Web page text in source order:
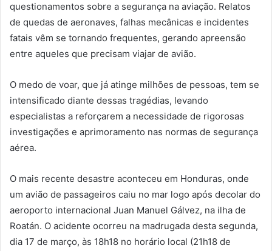
questionamentos sobre a segurança na aviação. Relatos
de quedas de aeronaves, falhas mecânicas e incidentes
fatais vêm se tornando frequentes, gerando apreensão
entre aqueles que precisam viajar de avião.
O medo de voar, que já atinge milhões de pessoas, tem se
intensificado diante dessas tragédias, levando
especialistas a reforçarem a necessidade de rigorosas
investigações e aprimoramento nas normas de segurança
aérea.
O mais recente desastre aconteceu em Honduras, onde
um avião de passageiros caiu no mar logo após decolar do
aeroporto internacional Juan Manuel Gálvez, na ilha de
Roatán. O acidente ocorreu na madrugada desta segunda,
dia 17 de março, às 18h18 no horário local (21h18 de